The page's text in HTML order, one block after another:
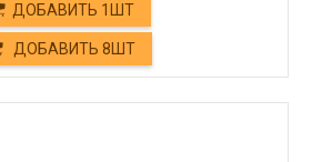
ДОБАВИТЬ 1ШТ
ДОБАВИТЬ 8ШТ